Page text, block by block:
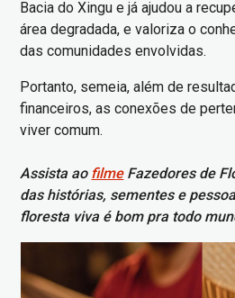
Bacia do Xingu e já ajudou a
área degradada, e valoriza o
das comunidades envolvidas.
Portanto, semeia, além de
financeiros, as conexões de
viver comum.
Assista ao filmeFazedores de
das histórias, sementes e
floresta viva é bom pra todo